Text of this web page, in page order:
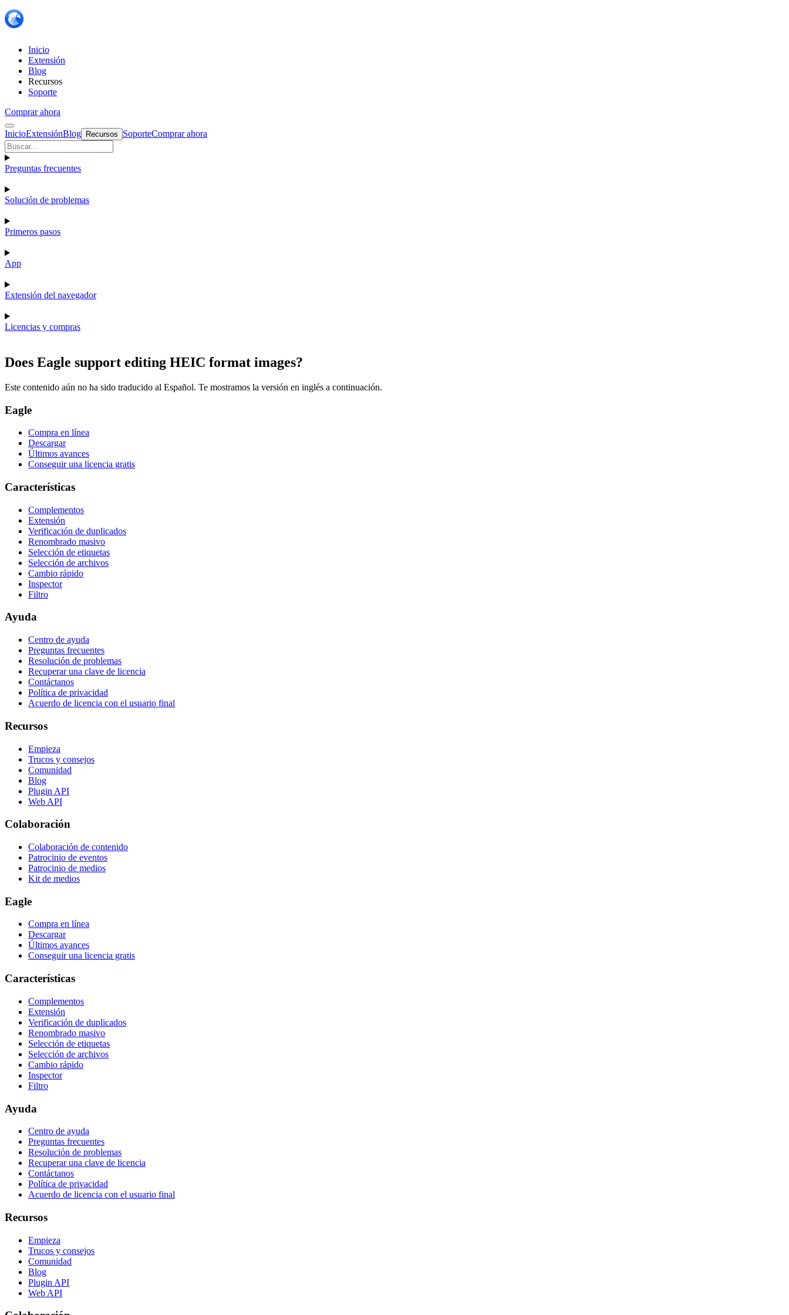
Inicio
Extensión
Blog
Recursos
Soporte
Comprar ahora
InicioExtensiónBlog Recursos SoporteComprar ahora
Preguntas frecuentes
Solución de problemas
Primeros pasos
App
Extensión del navegador
Licencias y compras
Does Eagle support editing HEIC format images?
Este contenido aún no ha sido traducido al Español. Te mostramos la versión en inglés a continuación.
Eagle
Compra en línea
Descargar
Últimos avances
Conseguir una licencia gratis
Características
Complementos
Extensión
Verificación de duplicados
Renombrado masivo
Selección de etiquetas
Selección de archivos
Cambio rápido
Inspector
Filtro
Ayuda
Centro de ayuda
Preguntas frecuentes
Resolución de problemas
Recuperar una clave de licencia
Contáctanos
Política de privacidad
Acuerdo de licencia con el usuario final
Recursos
Empieza
Trucos y consejos
Comunidad
Blog
Plugin API
Web API
Colaboración
Colaboración de contenido
Patrocinio de eventos
Patrocinio de medios
Kit de medios
Eagle
Compra en línea
Descargar
Últimos avances
Conseguir una licencia gratis
Características
Complementos
Extensión
Verificación de duplicados
Renombrado masivo
Selección de etiquetas
Selección de archivos
Cambio rápido
Inspector
Filtro
Ayuda
Centro de ayuda
Preguntas frecuentes
Resolución de problemas
Recuperar una clave de licencia
Contáctanos
Política de privacidad
Acuerdo de licencia con el usuario final
Recursos
Empieza
Trucos y consejos
Comunidad
Blog
Plugin API
Web API